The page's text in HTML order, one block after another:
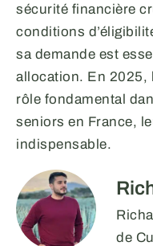
sécurité financière
conditions
sa demande est
allocation. En 2025,
rôle fondamental
seniors en France,
indispensable.
de